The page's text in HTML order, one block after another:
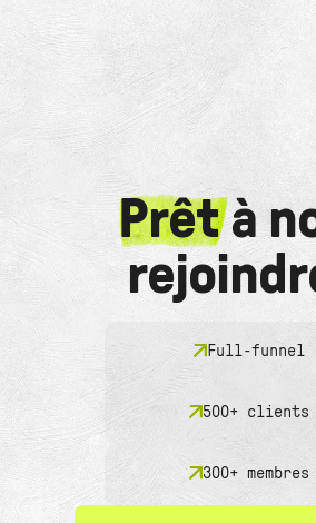
Prêtà
Full-funnel
500+ clients
300+ membres